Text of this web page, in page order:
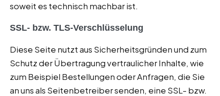
soweit es technisch machbar ist.
SSL- bzw. TLS-Verschlüsselung
Diese Seite nutzt aus Sicherheitsgründen und zum
Schutz der Übertragung vertraulicher Inhalte, wie
zum Beispiel Bestellungen oder Anfragen, die Sie
an uns als Seitenbetreiber senden, eine SSL- bzw.